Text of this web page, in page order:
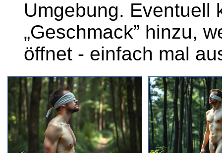
Umgebung. Eventuell
„Geschmack” hinzu,
öffnet - einfach mal